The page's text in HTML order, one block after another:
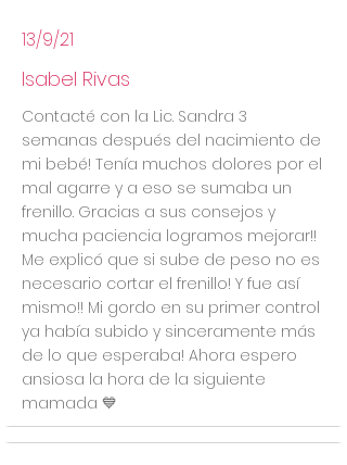
13/9/21
Isabel Rivas
Contacté con la Lic. Sandra 3
semanas después del nacimiento de
mi bebé! Tenía muchos dolores por el
mal agarre y a eso se sumaba un
frenillo. Gracias a sus consejos y
mucha paciencia logramos mejorar!!
Me explicó que si sube de peso no es
necesario cortar el frenillo! Y fue así
mismo!! Mi gordo en su primer control
ya había subido y sinceramente más
de lo que esperaba! Ahora espero
ansiosa la hora de la siguiente
mamada 💙